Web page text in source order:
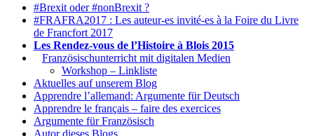
#Brexit oder #nonBrexit ?
#FRAFRA2017 : Les auteur-es invité-es à la Foire du Livre
de Francfort 2017
Les Rendez-vous de l’Histoire à Blois 2015
Französischunterricht mit digitalen Medien
Workshop – Linkliste
Aktuelles auf unserem Blog
Apprendre l’allemand: Argumente für Deutsch
Apprendre le français – faire des exercices
Argumente für Französisch
Autor dieses Blogs